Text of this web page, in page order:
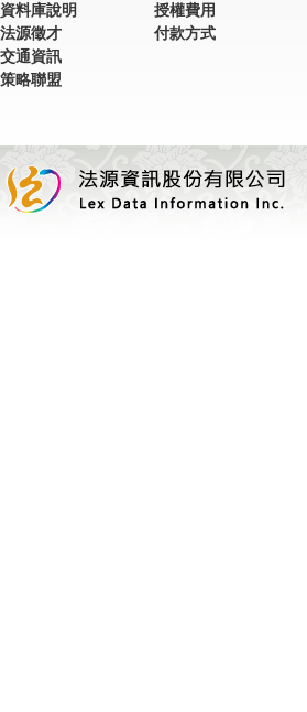
資料庫說明
法源徵才
交通資訊
策略聯盟
授權費用
付款方式